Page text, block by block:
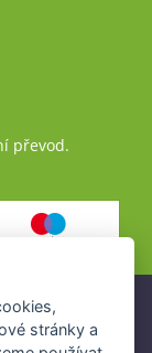
převod.
České
stránky a